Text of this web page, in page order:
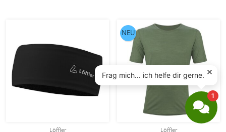
Löffler Löffler
NEU